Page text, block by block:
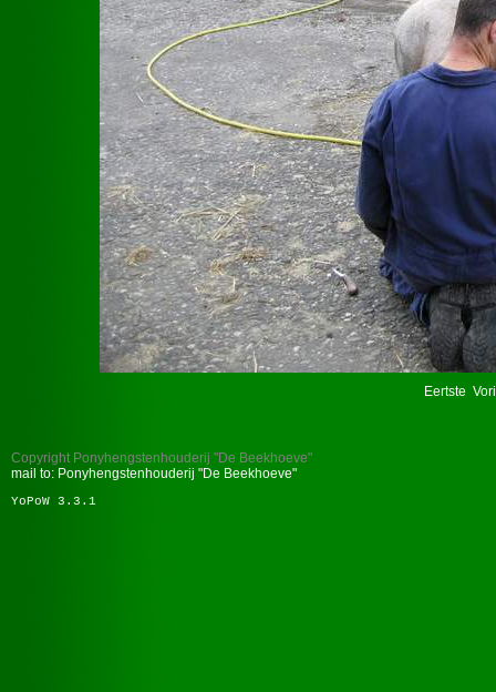
Eertste
Copyright Ponyhengstenhouderij "De Beekhoeve"
mail to: Ponyhengstenhouderij "De Beekhoeve"
YoPoW 3.3.1